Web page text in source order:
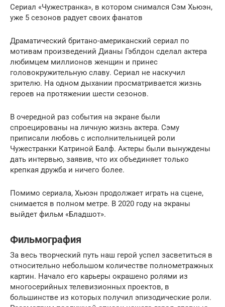
Сериал «Чужестранка», в котором снимался Сэм Хьюэн,
уже 5 сезонов радует своих фанатов
Драматический британо-американский сериал по
мотивам произведений Дианы Гэблдон сделал актера
любимцем миллионов женщин и принес
головокружительную славу. Сериал не наскучил
зрителю. На одном дыхании просматривается жизнь
героев на протяжении шести сезонов.
В очередной раз события на экране были
спроецированы на личную жизнь актера. Сэму
приписали любовь с исполнительницей роли
Чужестранки Катриной Балф. Актеры были вынуждены
дать интервью, заявив, что их объединяет только
крепкая дружба и ничего более.
Помимо сериала, Хьюэн продолжает играть на сцене,
снимается в полном метре. В 2020 году на экраны
выйдет фильм «Бладшот».
Фильмография
За весь творческий путь наш герой успел засветиться в
относительно небольшом количестве полнометражных
картин. Начало его карьеры окрашено ролями из
многосерийных телевизионных проектов, в
большинстве из которых получил эпизодические роли.